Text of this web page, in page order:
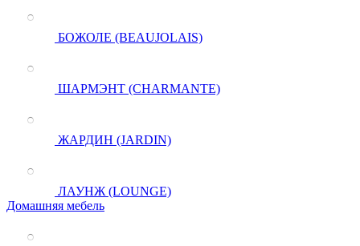
БОЖОЛЕ (BEAUJOLAIS)
ШАРМЭНТ (CHARMANTE)
ЖАРДИН (JARDIN)
ЛАУНЖ (LOUNGE)
Домашняя мебель